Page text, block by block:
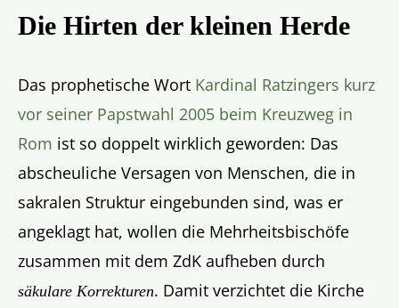
Die Hirten der kleinen Herde
Das prophetische Wort Kardinal Ratzingers kurz
vor seiner Papstwahl 2005 beim Kreuzweg in
Rom ist so doppelt wirklich geworden: Das
abscheuliche Versagen von Menschen, die in
sakralen Struktur eingebunden sind, was er
angeklagt hat, wollen die Mehrheitsbischöfe
zusammen mit dem ZdK aufheben durch
säkulare Korrekturen. Damit verzichtet die Kirche